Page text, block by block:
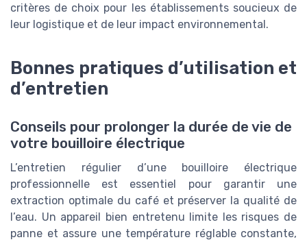
critères de choix pour les établissements soucieux de
leur logistique et de leur impact environnemental.
Bonnes pratiques d’utilisation et
d’entretien
Conseils pour prolonger la durée de vie de
votre bouilloire électrique
L’entretien régulier d’une bouilloire électrique
professionnelle est essentiel pour garantir une
extraction optimale du café et préserver la qualité de
l’eau. Un appareil bien entretenu limite les risques de
panne et assure une température réglable constante,